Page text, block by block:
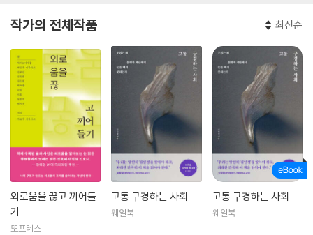
의 목소리를 함께 기록한다.
작가의 전체작품 최신순
외로움을 끊고 끼어들
기
또프레스
고통 구경하는 사회
웨일북
고통 구경하는 사회
웨일북